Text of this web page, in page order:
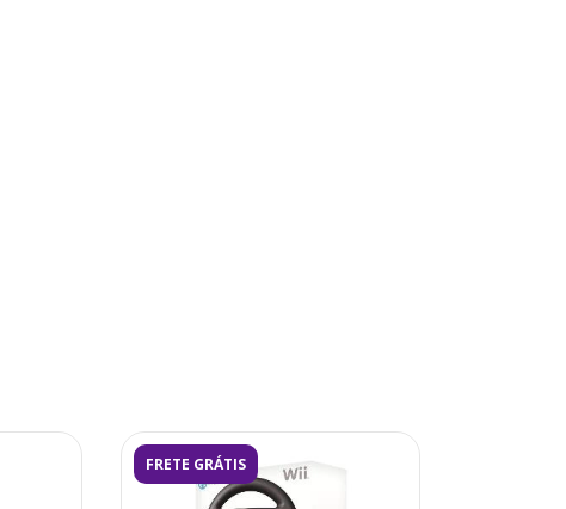
FRETE GRÁTIS